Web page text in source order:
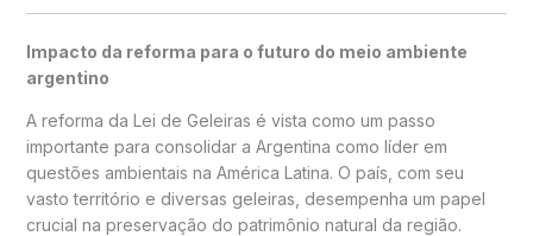
Impacto da reforma para o futuro do meio ambiente
argentino
A reforma da Lei de Geleiras é vista como um passo
importante para consolidar a Argentina como líder em
questões ambientais na América Latina. O país, com seu
vasto território e diversas geleiras, desempenha um papel
crucial na preservação do patrimônio natural da região.